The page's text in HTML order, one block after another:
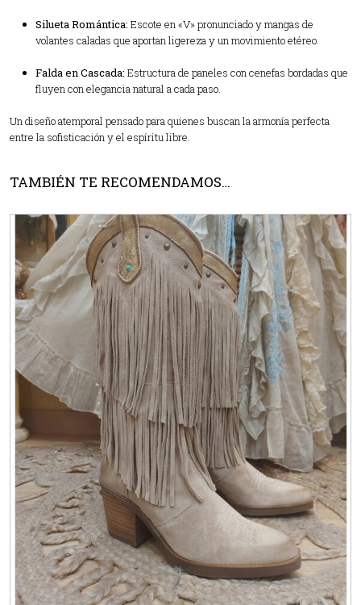
Silueta Romántica: Escote en «V» pronunciado y mangas de
volantes caladas que aportan ligereza y un movimiento etéreo.
Falda en Cascada: Estructura de paneles con cenefas bordadas que
fluyen con elegancia natural a cada paso.
Un diseño atemporal pensado para quienes buscan la armonía perfecta
entre la sofisticación y el espíritu libre.
TAMBIÉN TE RECOMENDAMOS…